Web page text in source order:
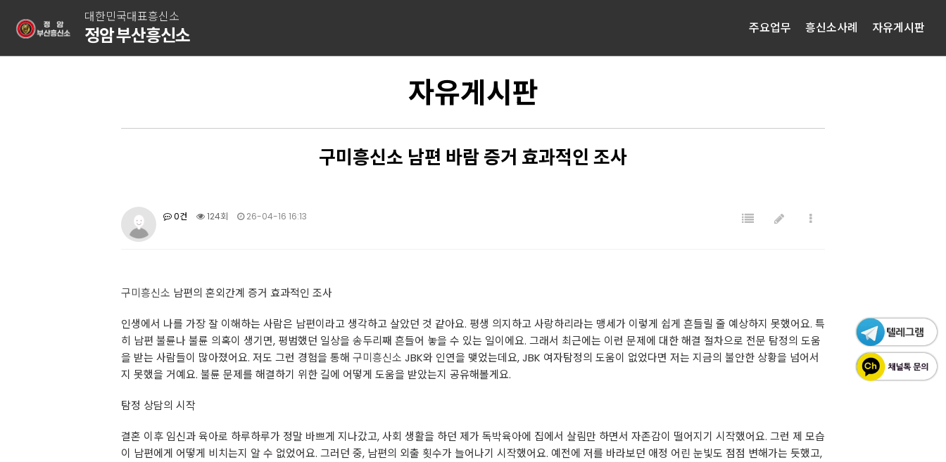
대한민국대표흥신소
정암 부산흥신소 주요업무 흥신소사례 자유게시판
자유게시판
구미흥신소 남편 바람 증거 효과적인 조사
0건 124회 26-04-16 16:13
구미흥신소 남편의 혼외간계 증거 효과적인 조사
인생에서 나를 가장 잘 이해하는 사람은 남편이라고 생각하고 살았던 것 같아요. 평생 의지하고 사랑하리라는 맹세가 이렇게 쉽게 흔들릴 줄 예상하지 못했어요. 특
히 남편 불륜나 불륜 의혹이 생기면, 평범했던 일상을 송두리째 흔들어 놓을 수 있는 일이에요. 그래서 최근에는 이런 문제에 대한 해결 절차으로 전문 탐정의 도움
을 받는 사람들이 많아졌어요. 저도 그런 경험을 통해 구미흥신소 JBK와 인연을 맺었는데요, JBK 여자탐정의 도움이 없었다면 저는 지금의 불안한 상황을 넘어서
지 못했을 거예요. 불륜 문제를 해결하기 위한 길에 어떻게 도움을 받았는지 공유해볼게요.
탐정 상담의 시작
결혼 이후 임신과 육아로 하루하루가 정말 바쁘게 지나갔고, 사회 생활을 하던 제가 독박육아에 집에서 살림만 하면서 자존감이 떨어지기 시작했어요. 그런 제 모습
이 남편에게 어떻게 비치는지 알 수 없었어요. 그러던 중, 남편의 외출 횟수가 늘어나기 시작했어요. 예전에 저를 바라보던 애정 어린 눈빛도 점점 변해가는 듯했고,